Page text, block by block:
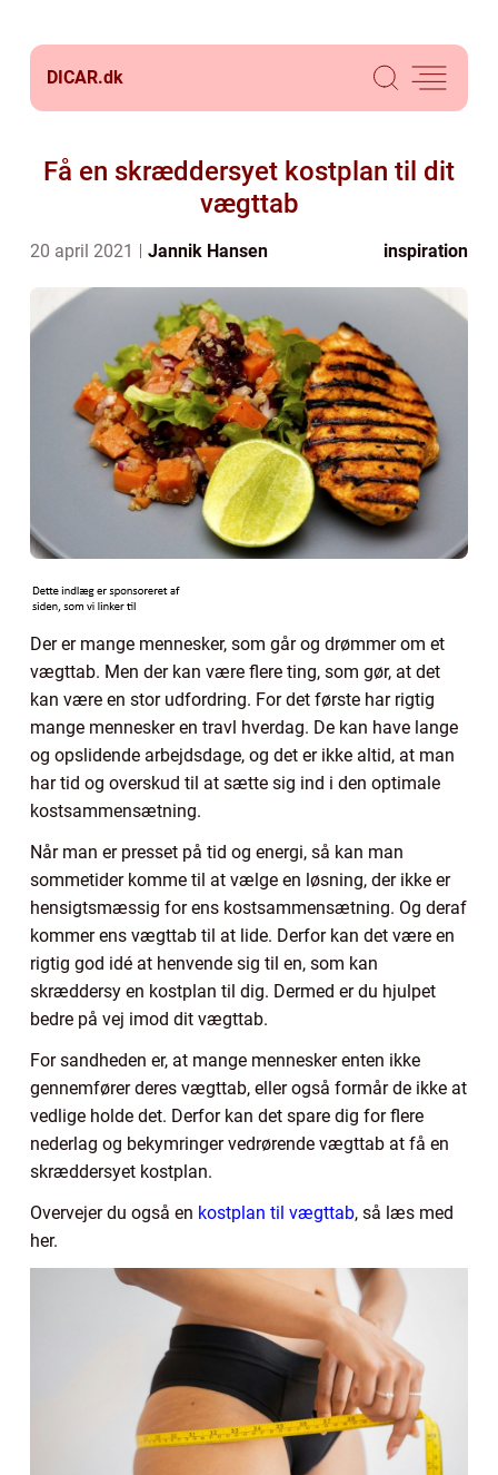
DICAR.dk
Få en skræddersyet kostplan til dit
vægttab
20 april 2021 Jannik Hansen inspiration
Der er mange mennesker, som går og drømmer om et
vægttab. Men der kan være flere ting, som gør, at det
kan være en stor udfordring. For det første har rigtig
mange mennesker en travl hverdag. De kan have lange
og opslidende arbejdsdage, og det er ikke altid, at man
har tid og overskud til at sætte sig ind i den optimale
kostsammensætning.
Når man er presset på tid og energi, så kan man
sommetider komme til at vælge en løsning, der ikke er
hensigtsmæssig for ens kostsammensætning. Og deraf
kommer ens vægttab til at lide. Derfor kan det være en
rigtig god idé at henvende sig til en, som kan
skræddersy en kostplan til dig. Dermed er du hjulpet
bedre på vej imod dit vægttab.
For sandheden er, at mange mennesker enten ikke
gennemfører deres vægttab, eller også formår de ikke at
vedlige holde det. Derfor kan det spare dig for flere
nederlag og bekymringer vedrørende vægttab at få en
skræddersyet kostplan.
Overvejer du også en kostplan til vægttab, så læs med
her.